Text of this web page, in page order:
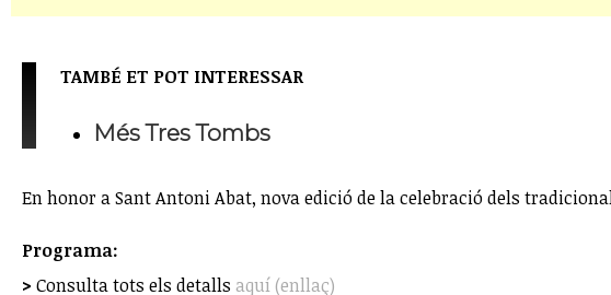
TAMBÉ ET POT INTERESSAR
Més Tres Tombs
En honor a Sant Antoni Abat, nova edició de la celebració dels
Programa:
> Consulta tots els detalls aquí (enllaç)